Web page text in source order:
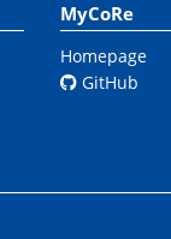
MyCoRe
Homepage
GitHub